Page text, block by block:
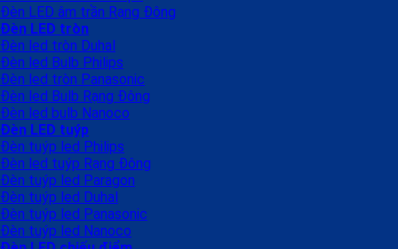
Đèn LED âm trần Rạng Đông
Đèn LED tròn
Đèn led tròn Duhal
Đèn led Bulb Philips
Đèn led tròn Panasonic
Đèn led Bulb Rạng Đông
Đèn led bulb Nanoco
Đèn LED tuýp
Đèn tuýp led Philips
Đèn led tuýp Rạng Đông
Đèn tuýp led Paragon
Đèn tuýp led Duhal
Đèn tuýp led Panasonic
Đèn tuýp led Nanoco